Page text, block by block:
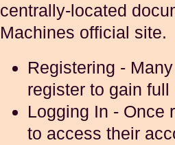
centrally-located
Machines official site.
Registering -
register to gain full
Logging In - Once
to access their